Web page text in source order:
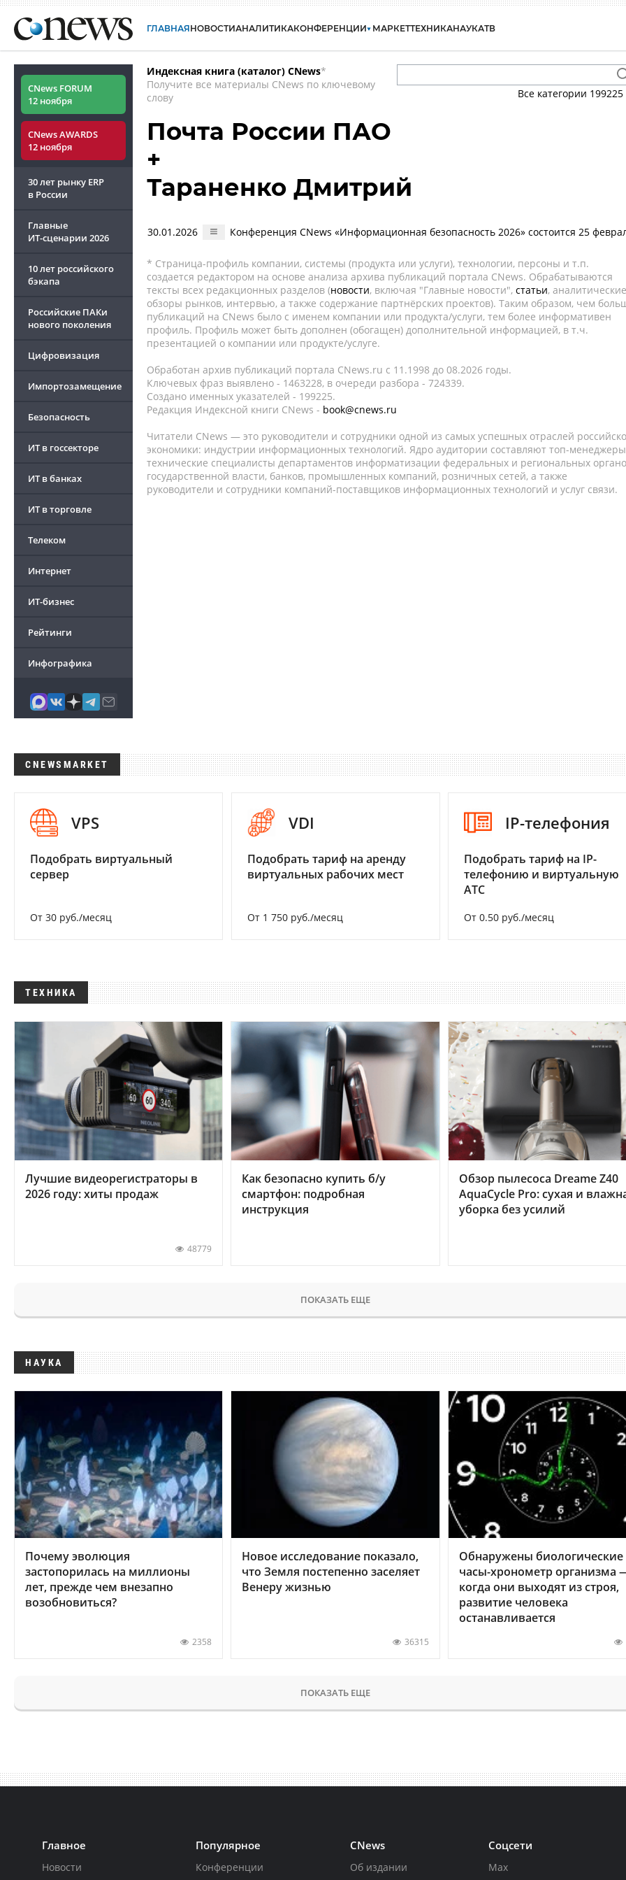
ГЛАВНАЯНОВОСТИАНАЛИТИКАКОНФЕРЕНЦИИ МАРКЕТТЕХНИКАНАУКАТВ
CNews FORUM
12 ноября
CNews AWARDS
12 ноября
30 лет рынку ERP
в России
Главные
ИТ-сценарии 2026
10 лет российского
бэкапа
Российские ПАКи
нового поколения
Цифровизация
Импортозамещение
Безопасность
ИТ в госсекторе
ИТ в банках
ИТ в торговле
Телеком
Интернет
ИТ-бизнес
Рейтинги
Инфографика
Индексная книга (каталог) CNews*
Получите все материалы CNews по ключевому
слову
Все категории 199225
Почта России ПАО
+
Тараненко Дмитрий
30.01.2026 Конференция CNews «Информационная безопасность 2026» состоится 25
* Страница-профиль компании, системы (продукта или услуги), технологии, персоны и т.п.
создается редактором на основе анализа архива публикаций портала CNews. Обрабатываются
тексты всех редакционных разделов (новости, включая "Главные новости", статьи, аналитические
обзоры рынков, интервью, а также содержание партнёрских проектов). Таким образом, чем
публикаций на CNews было с именем компании или продукта/услуги, тем более информативен
профиль. Профиль может быть дополнен (обогащен) дополнительной информацией, в т.ч.
презентацией о компании или продукте/услуге.
Обработан архив публикаций портала CNews.ru c 11.1998 до 08.2026 годы.
Ключевых фраз выявлено - 1463228, в очереди разбора - 724339.
Создано именных указателей - 199225.
Редакция Индексной книги CNews - book@cnews.ru
Читатели CNews — это руководители и сотрудники одной из самых успешных отраслей
экономики: индустрии информационных технологий. Ядро аудитории составляют топ-
технические специалисты департаментов информатизации федеральных и региональных
государственной власти, банков, промышленных компаний, розничных сетей, а также
руководители и сотрудники компаний-поставщиков информационных технологий и услуг связи.
CNEWSMARKET
VPS
Подобрать виртуальный
сервер
От 30 руб./месяц
VDI
Подобрать тариф на аренду
виртуальных рабочих мест
От 1 750 руб./месяц
IP-телефония
Подобрать тариф на IP-
телефонию и виртуальную
АТС
От 0.50 руб./месяц
ТЕХНИКА
Лучшие видеорегистраторы в
2026 году: хиты продаж
48779
Как безопасно купить б/у
смартфон: подробная
инструкция
Обзор пылесоса Dreame Z40
AquaCycle Pro: сухая и
уборка без усилий
ПОКАЗАТЬ ЕЩЕ
НАУКА
Почему эволюция
застопорилась на миллионы
лет, прежде чем внезапно
возобновиться?
2358
Новое исследование показало,
что Земля постепенно заселяет
Венеру жизнью
36315
Обнаружены биологические
часы-хронометр организма
когда они выходят из строя,
развитие человека
останавливается
ПОКАЗАТЬ ЕЩЕ
Главное
Новости
Популярное
Конференции
CNews
Об издании
Соцсети
Max